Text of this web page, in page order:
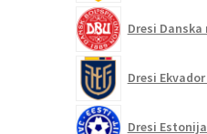
Dresi
Dresi
Dresi